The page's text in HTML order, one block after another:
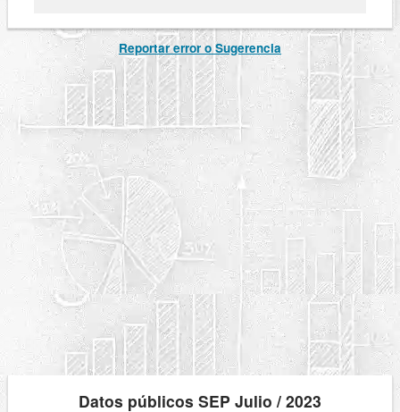
Reportar error o Sugerencia
Datos públicos SEP Julio / 2023